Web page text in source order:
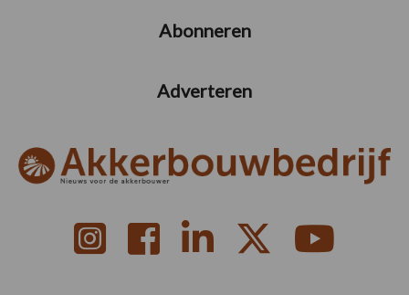
Abonneren
Adverteren